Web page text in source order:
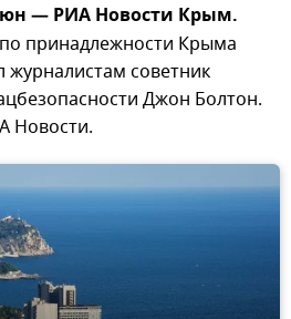
— РИА Новости Крым.
принадлежности Крыма
журналистам советник
Джон Болтон.
Новости.